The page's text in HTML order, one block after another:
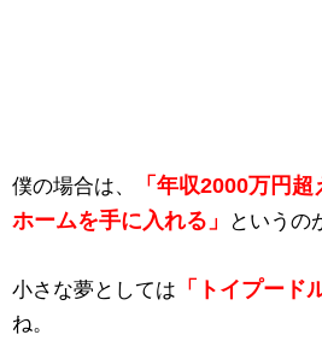
僕の場合は、 「年収2000万円超
ホームを手に入れる」
というの
小さな夢としては 「トイプード
ね。